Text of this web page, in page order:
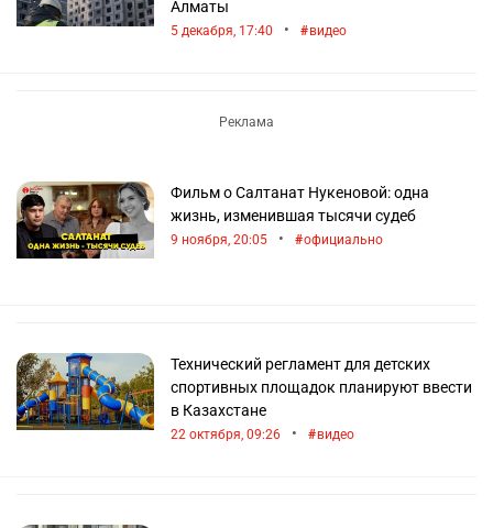
Алматы
5 декабря, 17:40 • видео
Фильм о Салтанат Нукеновой: одна
жизнь, изменившая тысячи судеб
9 ноября, 20:05 • официально
Технический регламент для детских
спортивных площадок планируют ввести
в Казахстане
22 октября, 09:26 • видео